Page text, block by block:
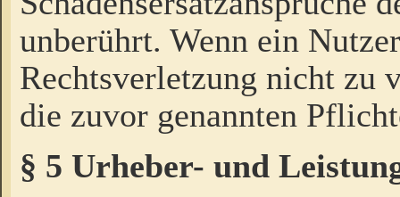
unberührt. Wenn ein
Rechtsverletzung nicht zu
die zuvor genannten
§ 5 Urheber- und